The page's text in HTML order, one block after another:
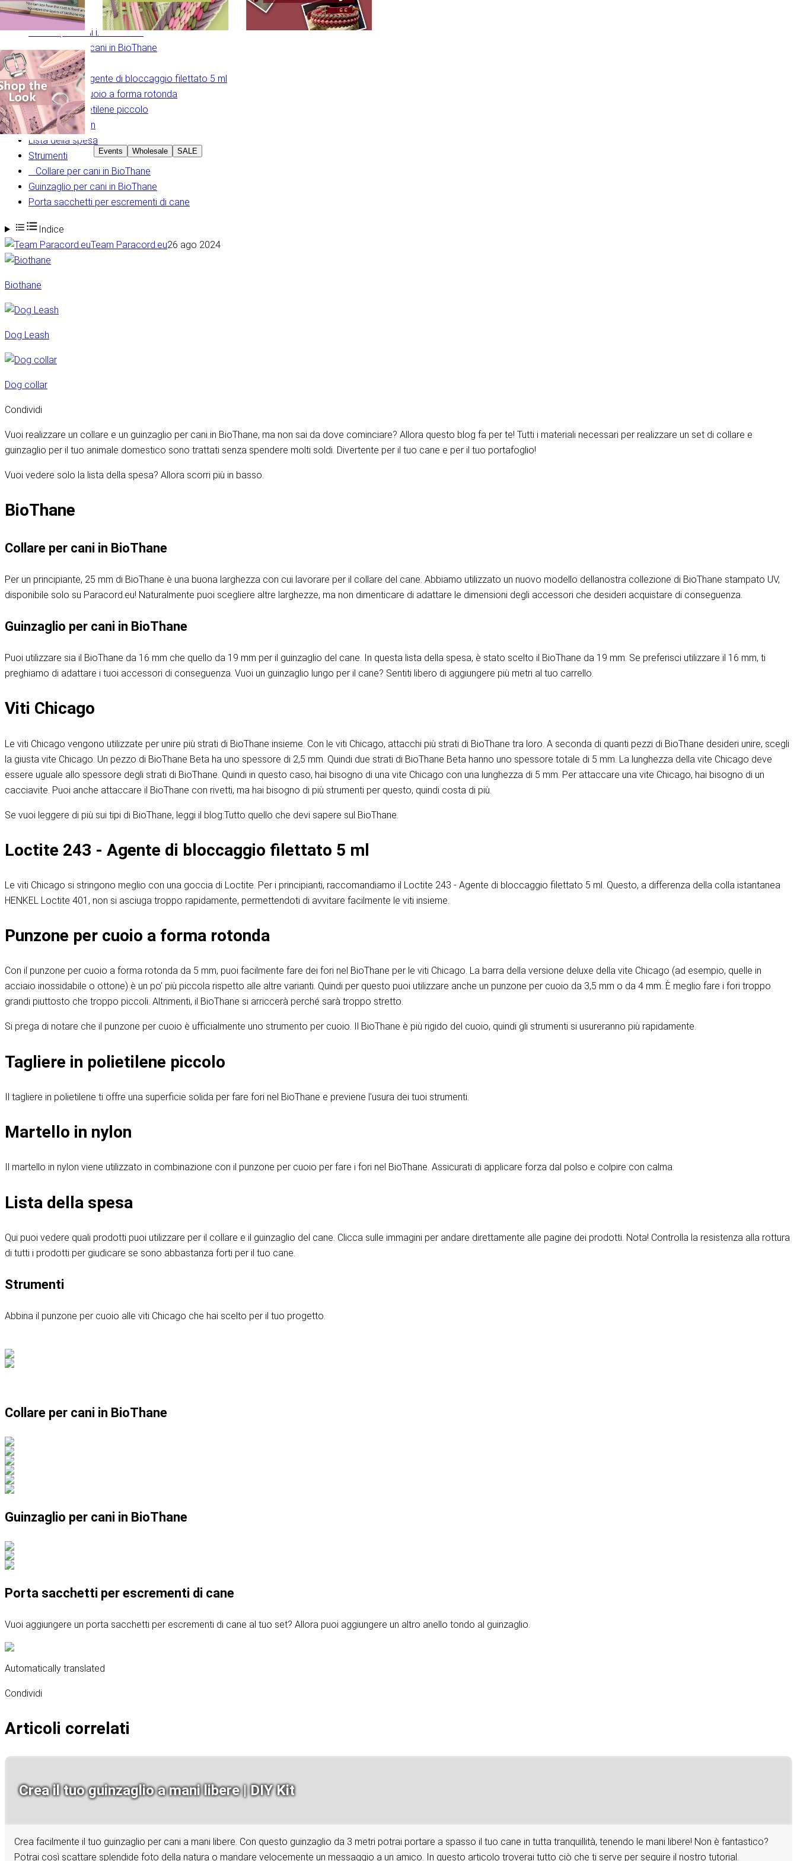
Events Wholesale SALE
BioThane
Collare per cani in BioThane
Guinzaglio per cani in BioThane
Viti Chicago
Loctite 243 - Agente di bloccaggio filettato 5 ml
Punzone per cuoio a forma rotonda
Tagliere in polietilene piccolo
Martello in nylon
Lista della spesa
Strumenti
Collare per cani in BioThane
Guinzaglio per cani in BioThane
Porta sacchetti per escrementi di cane
Indice
Team Paracord.eu26 ago 2024
Biothane
Dog Leash
Dog collar
Condividi
Vuoi realizzare un collare e un guinzaglio per cani in BioThane, ma non sai da dove cominciare? Allora questo blog fa per te! Tutti i materiali necessari per realizzare un set di collare e
guinzaglio per il tuo animale domestico sono trattati senza spendere molti soldi. Divertente per il tuo cane e per il tuo portafoglio!
Vuoi vedere solo la lista della spesa? Allora scorri più in basso.
BioThane
Collare per cani in BioThane
Per un principiante, 25 mm di BioThane è una buona larghezza con cui lavorare per il collare del cane. Abbiamo utilizzato un nuovo modello dellanostra collezione di BioThane stampato UV,
disponibile solo su Paracord.eu! Naturalmente puoi scegliere altre larghezze, ma non dimenticare di adattare le dimensioni degli accessori che desideri acquistare di conseguenza.
Guinzaglio per cani in BioThane
Puoi utilizzare sia il BioThane da 16 mm che quello da 19 mm per il guinzaglio del cane. In questa lista della spesa, è stato scelto il BioThane da 19 mm. Se preferisci utilizzare il 16 mm, ti
preghiamo di adattare i tuoi accessori di conseguenza. Vuoi un guinzaglio lungo per il cane? Sentiti libero di aggiungere più metri al tuo carrello.
Viti Chicago
Le viti Chicago vengono utilizzate per unire più strati di BioThane insieme. Con le viti Chicago, attacchi più strati di BioThane tra loro. A seconda di quanti pezzi di BioThane desideri unire, scegli
la giusta vite Chicago. Un pezzo di BioThane Beta ha uno spessore di 2,5 mm. Quindi due strati di BioThane Beta hanno uno spessore totale di 5 mm. La lunghezza della vite Chicago deve
essere uguale allo spessore degli strati di BioThane. Quindi in questo caso, hai bisogno di una vite Chicago con una lunghezza di 5 mm. Per attaccare una vite Chicago, hai bisogno di un
cacciavite. Puoi anche attaccare il BioThane con rivetti, ma hai bisogno di più strumenti per questo, quindi costa di più.
Se vuoi leggere di più sui tipi di BioThane, leggi il blog:Tutto quello che devi sapere sul BioThane.
Loctite 243 - Agente di bloccaggio filettato 5 ml
Le viti Chicago si stringono meglio con una goccia di Loctite. Per i principianti, raccomandiamo il Loctite 243 - Agente di bloccaggio filettato 5 ml. Questo, a differenza della colla istantanea
HENKEL Loctite 401, non si asciuga troppo rapidamente, permettendoti di avvitare facilmente le viti insieme.
Punzone per cuoio a forma rotonda
Con il punzone per cuoio a forma rotonda da 5 mm, puoi facilmente fare dei fori nel BioThane per le viti Chicago. La barra della versione deluxe della vite Chicago (ad esempio, quelle in
acciaio inossidabile o ottone) è un po' più piccola rispetto alle altre varianti. Quindi per questo puoi utilizzare anche un punzone per cuoio da 3,5 mm o da 4 mm. È meglio fare i fori troppo
grandi piuttosto che troppo piccoli. Altrimenti, il BioThane si arriccerà perché sarà troppo stretto.
Si prega di notare che il punzone per cuoio è ufficialmente uno strumento per cuoio. Il BioThane è più rigido del cuoio, quindi gli strumenti si usureranno più rapidamente.
Tagliere in polietilene piccolo
Il tagliere in polietilene ti offre una superficie solida per fare fori nel BioThane e previene l'usura dei tuoi strumenti.
Martello in nylon
Il martello in nylon viene utilizzato in combinazione con il punzone per cuoio per fare i fori nel BioThane. Assicurati di applicare forza dal polso e colpire con calma.
Lista della spesa
Qui puoi vedere quali prodotti puoi utilizzare per il collare e il guinzaglio del cane. Clicca sulle immagini per andare direttamente alle pagine dei prodotti. Nota! Controlla la resistenza alla rottura
di tutti i prodotti per giudicare se sono abbastanza forti per il tuo cane.
Strumenti
Abbina il punzone per cuoio alle viti Chicago che hai scelto per il tuo progetto.
Collare per cani in BioThane
Guinzaglio per cani in BioThane
Porta sacchetti per escrementi di cane
Vuoi aggiungere un porta sacchetti per escrementi di cane al tuo set? Allora puoi aggiungere un altro anello tondo al guinzaglio.
Automatically translated
Condividi
Articoli correlati
Crea il tuo guinzaglio a mani libere | DIY Kit
Crea facilmente il tuo guinzaglio per cani a mani libere. Con questo guinzaglio da 3 metri potrai portare a spasso il tuo cane in tutta tranquillità, tenendo le mani libere! Non è fantastico?
Potrai così scattare splendide foto della natura o mandare velocemente un messaggio a un amico. In questo articolo troverai tutto ciò che ti serve per seguire il nostro tutorial.